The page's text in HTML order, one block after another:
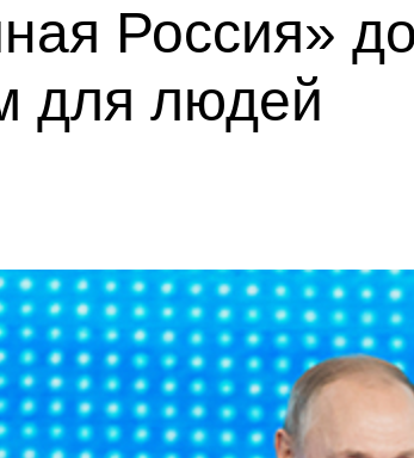
Россия»
для людей